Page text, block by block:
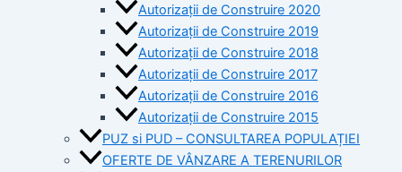
Autorizații de Construire 2020
Autorizații de Construire 2019
Autorizaţii de Construire 2018
Autorizaţii de Construire 2017
Autorizaţii de Construire 2016
Autorizaţii de Construire 2015
PUZ si PUD – CONSULTAREA POPULAȚIEI
OFERTE DE VÂNZARE A TERENURILOR